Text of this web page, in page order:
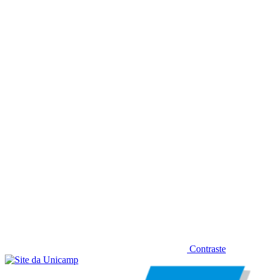
Contraste